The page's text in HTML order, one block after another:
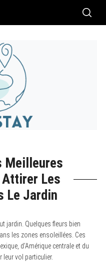
Meilleures
Les
Le Jardin
jardin. Quelques fleurs bien
les zones ensoleillées. Ces
d’Amérique centrale et du
leur vol particulier.